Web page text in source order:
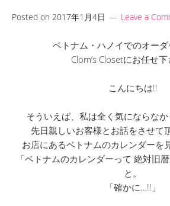
Posted on 2017年1月4日 Leave a
ベトナム・ハノイでのオー
Clom’s Closetにお任せ下
こんにちは!!
そういえば、私は全く気にならなか
先日親しいお客様とお話をさせて
お店にあるベトナムのカレンダーを
「ベトナムのカレンダーって 絶対旧
と。
「確かに…!!」